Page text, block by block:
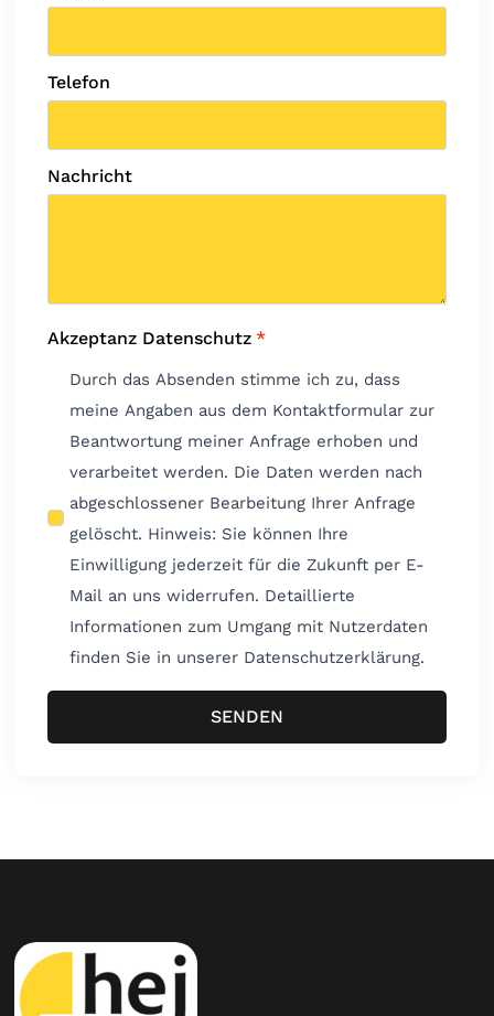
Telefon
Nachricht
Akzeptanz Datenschutz *
Durch das Absenden stimme ich zu, dass
meine Angaben aus dem Kontaktformular zur
Beantwortung meiner Anfrage erhoben und
verarbeitet werden. Die Daten werden nach
abgeschlossener Bearbeitung Ihrer Anfrage
gelöscht. Hinweis: Sie können Ihre
Einwilligung jederzeit für die Zukunft per E-
Mail an uns widerrufen. Detaillierte
Informationen zum Umgang mit Nutzerdaten
finden Sie in unserer Datenschutzerklärung.
SENDEN